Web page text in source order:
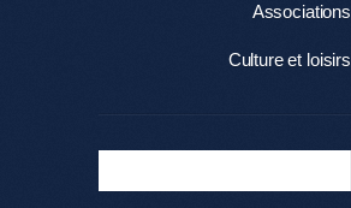
Associations
Culture et loisirs